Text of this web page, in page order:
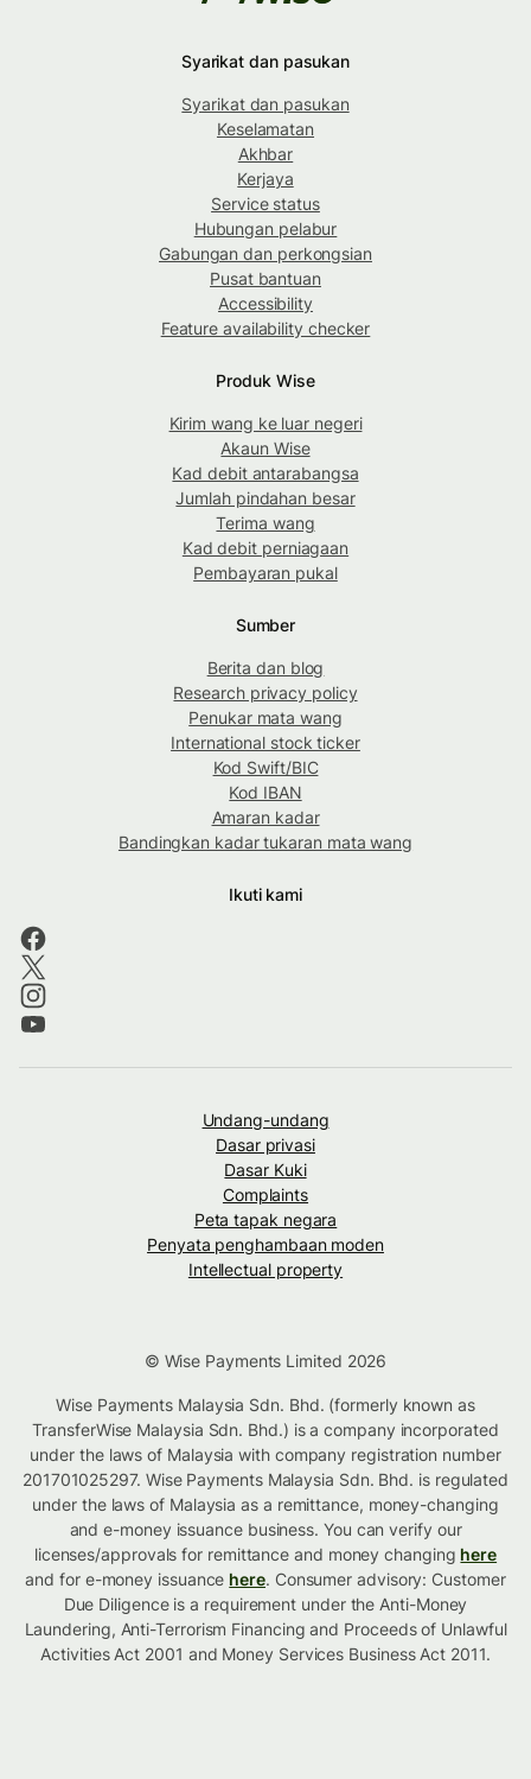
Syarikat dan pasukan
Syarikat dan pasukan
Keselamatan
Akhbar
Kerjaya
Service status
Hubungan pelabur
Gabungan dan perkongsian
Pusat bantuan
Accessibility
Feature availability checker
Produk Wise
Kirim wang ke luar negeri
Akaun Wise
Kad debit antarabangsa
Jumlah pindahan besar
Terima wang
Kad debit perniagaan
Pembayaran pukal
Sumber
Berita dan blog
Research privacy policy
Penukar mata wang
International stock ticker
Kod Swift/BIC
Kod IBAN
Amaran kadar
Bandingkan kadar tukaran mata wang
Ikuti kami
Undang-undang
Dasar privasi
Dasar Kuki
Complaints
Peta tapak negara
Penyata penghambaan moden
Intellectual property
© Wise Payments Limited 2026
Wise Payments Malaysia Sdn. Bhd. (formerly known as
TransferWise Malaysia Sdn. Bhd.) is a company incorporated
under the laws of Malaysia with company registration number
201701025297. Wise Payments Malaysia Sdn. Bhd. is regulated
under the laws of Malaysia as a remittance, money-changing
and e-money issuance business. You can verify our
licenses/approvals for remittance and money changing here
and for e-money issuance here. Consumer advisory: Customer
Due Diligence is a requirement under the Anti-Money
Laundering, Anti-Terrorism Financing and Proceeds of Unlawful
Activities Act 2001 and Money Services Business Act 2011.